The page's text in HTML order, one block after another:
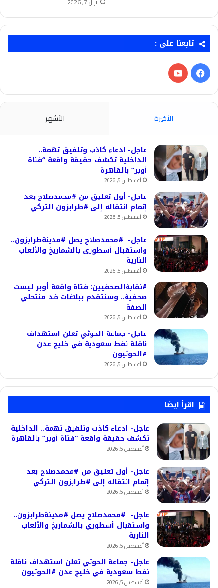
أبريل 7, 2026
تابعنا على :
فيسبوك‫YouTube
الأخيرة الأشهر
عاجل- ادعاء كاذب وتلفيق تهمة..
الداخلية تكشف حقيقة واقعة “فتاة
أوبر” بالقاهرة
أغسطس 5, 2026
عاجل- أول تعليق من #محمدصلاح بعد
إتمام انتقاله إلى #طرابزون التركي
أغسطس 5, 2026
عاجل- #محمدصلاح يصل #مدينةطرابزون..
واستقبال أسطوري بالشماريخ والألعاب
النارية
أغسطس 5, 2026
#نقابةالصحفيين: فتاة واقعة أوبر ليست
صحفية.. وسنتقدم ببلاغات ضد منتحلي
الصفة
أغسطس 5, 2026
عاجل- جماعة الحوثي تعلن استهداف
ناقلة نفط سعودية في خليج عدن
#الحوثيون
أغسطس 5, 2026
اقرأ ايضا
عاجل- ادعاء كاذب وتلفيق تهمة.. الداخلية
تكشف حقيقة واقعة “فتاة أوبر” بالقاهرة
أغسطس 5, 2026
عاجل- أول تعليق من #محمدصلاح بعد
إتمام انتقاله إلى #طرابزون التركي
أغسطس 5, 2026
عاجل- #محمدصلاح يصل #مدينةطرابزون..
واستقبال أسطوري بالشماريخ والألعاب
النارية
أغسطس 5, 2026
عاجل- جماعة الحوثي تعلن استهداف ناقلة
نفط سعودية في خليج عدن #الحوثيون
أغسطس 5, 2026